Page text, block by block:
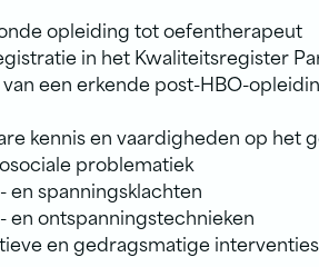
opleiding tot oefentherapeut
in het Kwaliteitsregister
een erkende post-HBO-
kennis en vaardigheden op het
problematiek
en spanningsklachten
en ontspanningstechnieken
en gedragsmatige interventies